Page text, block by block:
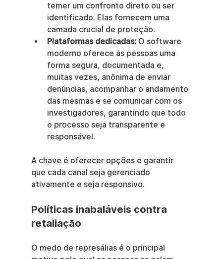
temer um confronto direto ou ser
identificado. Elas fornecem uma
camada crucial de proteção.
Plataformas dedicadas: O software
moderno oferece às pessoas uma
forma segura, documentada e,
muitas vezes, anônima de enviar
denúncias, acompanhar o andamento
das mesmas e se comunicar com os
investigadores, garantindo que todo
o processo seja transparente e
responsável.
A chave é oferecer opções e garantir
que cada canal seja gerenciado
ativamente e seja responsivo.
Políticas inabaláveis contra
retaliação
O medo de represálias é o principal